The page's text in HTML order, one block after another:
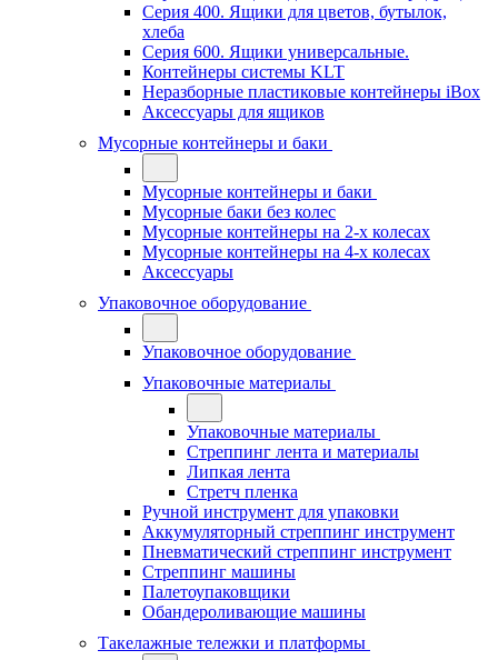
Серия 400. Ящики для цветов, бутылок,
хлеба
Серия 600. Ящики универсальные.
Контейнеры системы KLT
Неразборные пластиковые контейнеры iBox
Аксессуары для ящиков
Мусорные контейнеры и баки
Мусорные контейнеры и баки
Мусорные баки без колес
Мусорные контейнеры на 2-х колесах
Мусорные контейнеры на 4-х колесах
Аксессуары
Упаковочное оборудование
Упаковочное оборудование
Упаковочные материалы
Упаковочные материалы
Стреппинг лента и материалы
Липкая лента
Стретч пленка
Ручной инструмент для упаковки
Аккумуляторный стреппинг инструмент
Пневматический стреппинг инструмент
Стреппинг машины
Палетоупаковщики
Обандероливающие машины
Такелажные тележки и платформы